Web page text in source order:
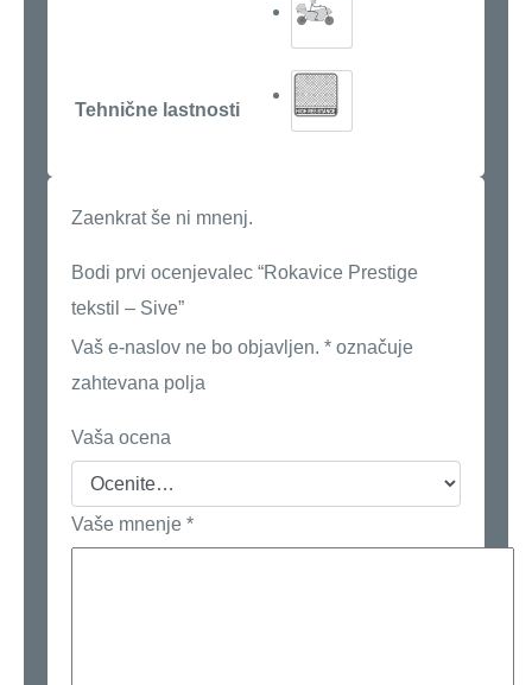
Tehnične lastnosti
Zaenkrat še ni mnenj.
Bodi prvi ocenjevalec “Rokavice Prestige
tekstil – Sive”
Vaš e-naslov ne bo objavljen. * označuje
zahtevana polja
Vaša ocena
Vaše mnenje *